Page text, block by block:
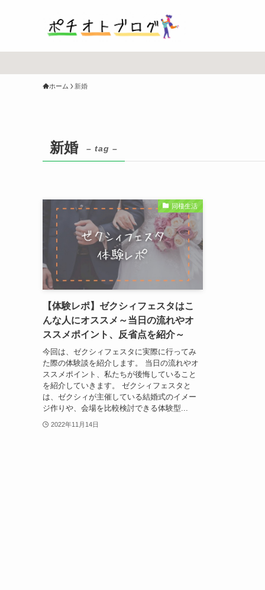
ホーム 新婚
新婚 – tag –
同棲生活
【体験レポ】ゼクシィフェスタはこ
んな人にオススメ～当日の流れやオ
ススメポイント、反省点を紹介～
今回は、ゼクシィフェスタに実際に行ってみ
た際の体験談を紹介します。 当日の流れやオ
ススメポイント、私たちが後悔していること
を紹介していきます。 ゼクシィフェスタと
は、ゼクシィが主催している結婚式のイメー
ジ作りや、会場を比較検討できる体験型...
2022年11月14日